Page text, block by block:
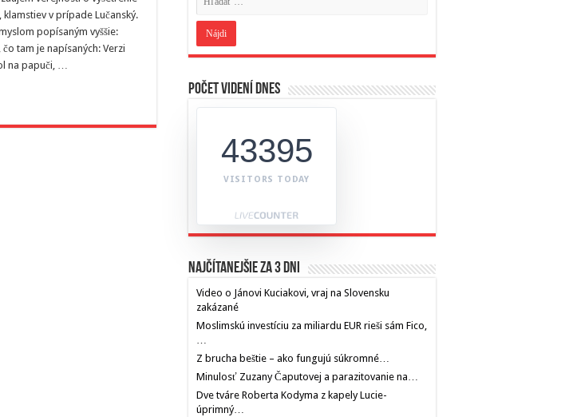
v prípade Lučanský.
popísaným vyššie:
tam je napísaných: Verzi
na papuči, …
Počet videní dnes
43395
VISITORS TODAY
Najčítanejšie za 3 dni
Video o Jánovi Kuciakovi, vraj na Slovensku
zakázané
Moslimskú investíciu za miliardu EUR rieši sám Fico,
…
Z brucha beštie – ako fungujú súkromné…
Minulosť Zuzany Čaputovej a parazitovanie na…
Dve tváre Roberta Kodyma z kapely Lucie-
úprimný…